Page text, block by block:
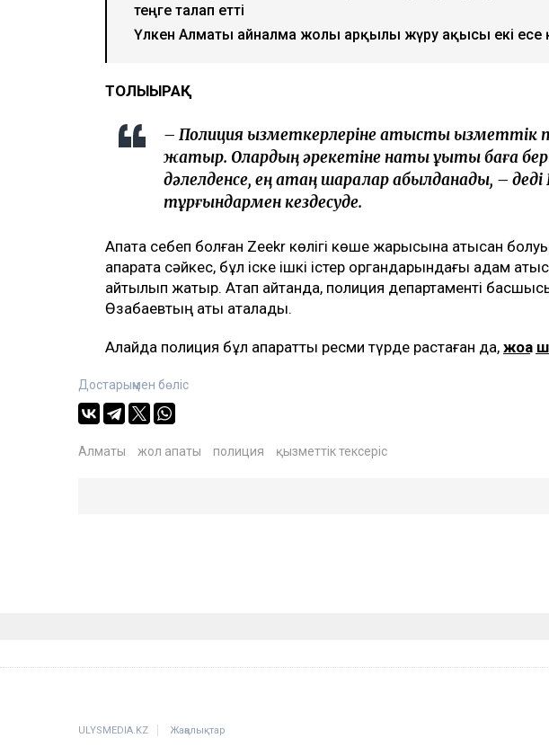
теңге талап етті
Үлкен Алматы айналма жолы арқылы жүру ақысы екі есе
ТОЛЫҒЫРАҚ
– Полиция қызметкерлеріне қатысты қызметтік
жатыр. Олардың әрекетіне нақты құқықтық баға
дәлелденсе, ең қатаң шаралар қабылданады, –
тұрғындармен кездесуде.
Апатқа себеп болған Zeekr көлігі көше жарысына қатысқан
ақпаратқа сәйкес, бұл іске ішкі істер органдарындағы адам
айтылып жатыр. Атап айтқанда, полиция департаменті
Өзабаевтың аты аталады.
Алайда полиция бұл ақпаратты ресми түрде растаған да, жоққа
Достарыңмен бөліс
Алматы жол апаты полиция қызметтік тексеріс
ULYSMEDIA.KZ Жаңалықтар